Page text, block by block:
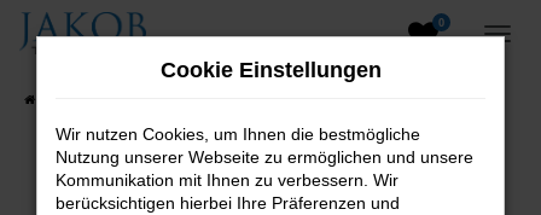
Zum
0
B2B-Shop
Cookie Einstellungen
Wir nutzen Cookies, um Ihnen die bestmögliche
Nutzung unserer Webseite zu ermöglichen und unsere
Kommunikation mit Ihnen zu verbessern. Wir
berücksichtigen hierbei Ihre Präferenzen und